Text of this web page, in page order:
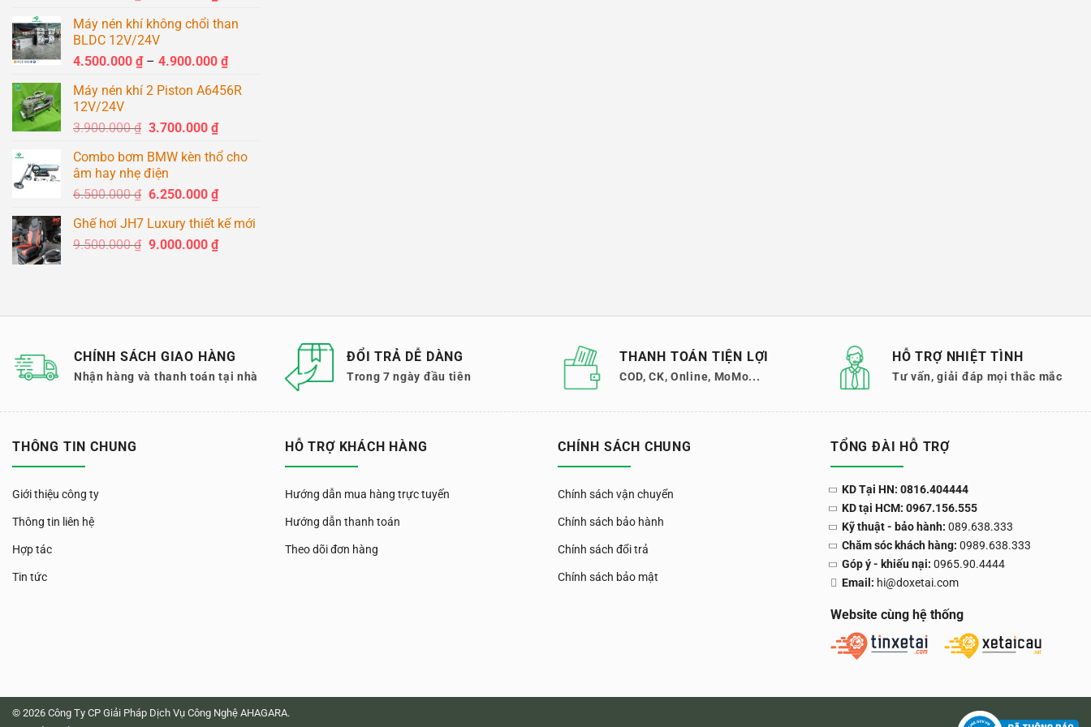
là:
1.500.000 ₫.
tại
1.400.000 ₫.
Máy nén khí không chổi than
BLDC 12V/24V
4.500.000 ₫ – 4.900.000 ₫Khoảng
từ
Máy nén khí 2 Piston A6456R
12V/24V
3.900.000₫ Giá
là:
3.900.000 ₫.
3.700.000 ₫Giá
tại
3.700.000 ₫.
Combo bơm BMW kèn thổ cho
âm hay nhẹ điện
6.500.000₫ Giá
là:
6.500.000 ₫.
6.250.000 ₫Giá
tại
là:
Ghế hơi JH7 Luxury thiết kế mới
9.500.000₫ Giá
9.000.000 ₫Giá
9.000.000 ₫.
CHÍNH SÁCH GIAO HÀNG
Nhận hàng và thanh toán tại nhà
ĐỔI TRẢ DỄ DÀNG
Trong 7 ngày đầu tiên
THANH TOÁN TIỆN LỢI
COD, CK, Online, MoMo...
HỖ TRỢ NHIỆT TÌNH
Tư vấn, giải đáp mọi thắc mắc
THÔNG TIN CHUNG
Giới thiệu công ty
Thông tin liên hệ
Hợp tác
Tin tức
HỖ TRỢ KHÁCH HÀNG
Hướng dẫn mua hàng trực tuyến
Hướng dẫn thanh toán
Theo dõi đơn hàng
CHÍNH SÁCH CHUNG
Chính sách vận chuyển
Chính sách bảo hành
Chính sách đổi trả
Chính sách bảo mật
TỔNG ĐÀI HỖ TRỢ
KD Tại HN: 0816.404444
KD tại HCM: 0967.156.555
Kỹ thuật - bảo hành: 089.638.333
Chăm sóc khách hàng: 0989.638.333
Góp ý - khiếu nại: 0965.90.4444
Email: hi@doxetai.com
Website cùng hệ thống
© 2026 Công Ty CP Giải Pháp Dịch Vụ Công Nghệ AHAGARA.